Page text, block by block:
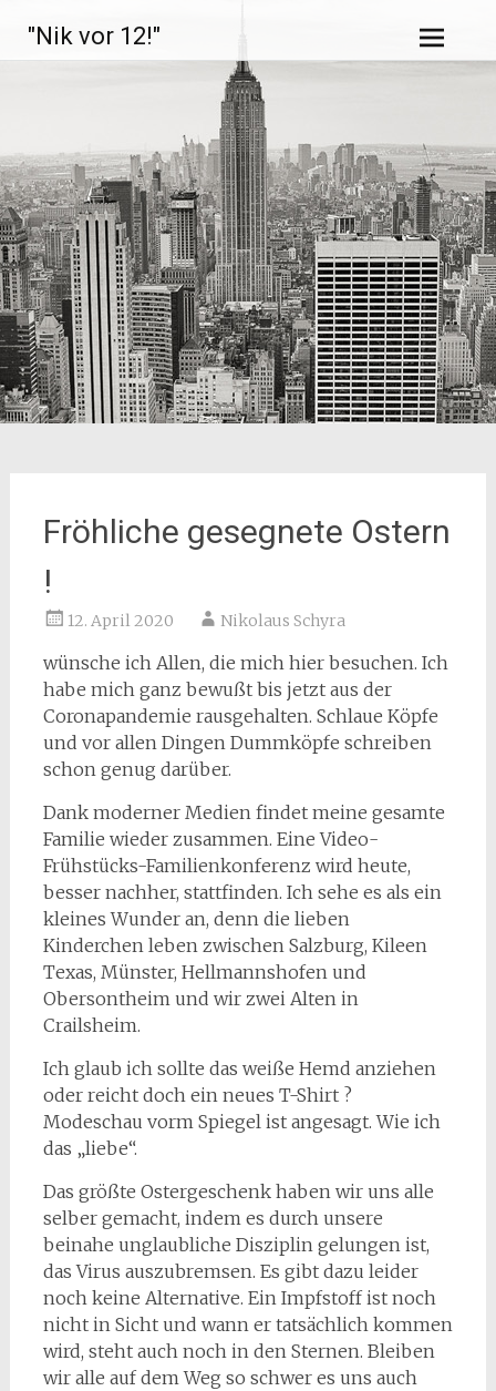
Inhalt
springen
"Nik vor 12!"
Fröhliche gesegnete Ostern
!
12. April 2020 Nikolaus Schyra
wünsche ich Allen, die mich hier besuchen. Ich
habe mich ganz bewußt bis jetzt aus der
Coronapandemie rausgehalten. Schlaue Köpfe
und vor allen Dingen Dummköpfe schreiben
schon genug darüber.
Dank moderner Medien findet meine gesamte
Familie wieder zusammen. Eine Video-
Frühstücks-Familienkonferenz wird heute,
besser nachher, stattfinden. Ich sehe es als ein
kleines Wunder an, denn die lieben
Kinderchen leben zwischen Salzburg, Kileen
Texas, Münster, Hellmannshofen und
Obersontheim und wir zwei Alten in
Crailsheim.
Ich glaub ich sollte das weiße Hemd anziehen
oder reicht doch ein neues T-Shirt ?
Modeschau vorm Spiegel ist angesagt. Wie ich
das „liebe“.
Das größte Ostergeschenk haben wir uns alle
selber gemacht, indem es durch unsere
beinahe unglaubliche Disziplin gelungen ist,
das Virus auszubremsen. Es gibt dazu leider
noch keine Alternative. Ein Impfstoff ist noch
nicht in Sicht und wann er tatsächlich kommen
wird, steht auch noch in den Sternen. Bleiben
wir alle auf dem Weg so schwer es uns auch